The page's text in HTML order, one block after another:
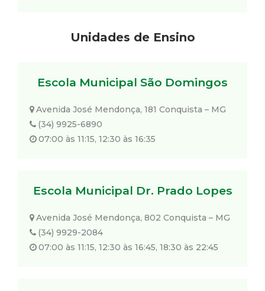
Unidades de Ensino
Escola Municipal São Domingos
Avenida José Mendonça, 181 Conquista – MG
(34) 9925-6890
07:00 às 11:15, 12:30 às 16:35
Escola Municipal Dr. Prado Lopes
Avenida José Mendonça, 802 Conquista – MG
(34) 9929-2084
07:00 às 11:15, 12:30 às 16:45, 18:30 às 22:45